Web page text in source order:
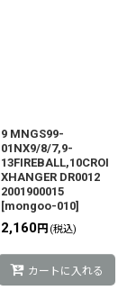
9 MNGS99-
01NX9/8/7,9-
13FIREBALL,10CROI
XHANGER DR0012
2001900015
[mongoo-010]
2,160円 (税込)
カートに入れる